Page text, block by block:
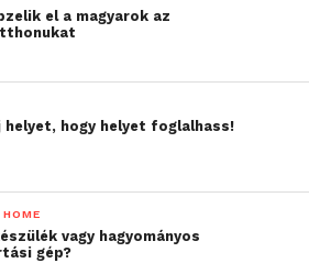
el a magyarok az
helyet, hogy helyet foglalhass!
vagy hagyományos
gép?